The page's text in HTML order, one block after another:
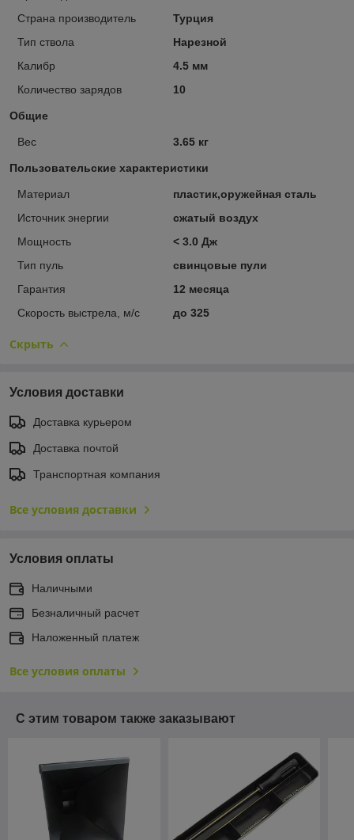
Страна производитель
Турция
Тип ствола
Нарезной
Калибр
4.5 мм
Количество зарядов
10
Общие
Вес 3.65 кг
Пользовательские характеристики
Материал
пластик,оружейная сталь
Источник энергии
сжатый воздух
Мощность
< 3.0 Дж
Тип пуль
свинцовые пули
Гарантия
12 месяца
Скорость выстрела, м/с
до 325
Скрыть
Условия доставки
Доставка курьером
Доставка почтой
Транспортная компания
Все условия доставки
Условия оплаты
Наличными
Безналичный расчет
Наложенный платеж
Все условия оплаты
С этим товаром также заказывают